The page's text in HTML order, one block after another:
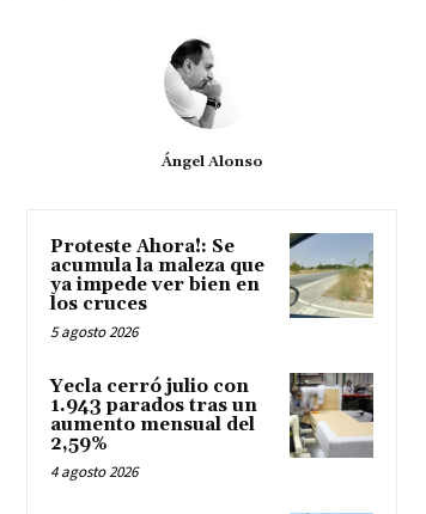
Ángel Alonso
Proteste Ahora!: Se
acumula la maleza que
ya impede ver bien en
los cruces
5 agosto 2026
Yecla cerró julio con
1.943 parados tras un
aumento mensual del
2,59%
4 agosto 2026